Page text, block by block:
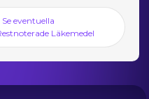
eventuella
Läkemedel